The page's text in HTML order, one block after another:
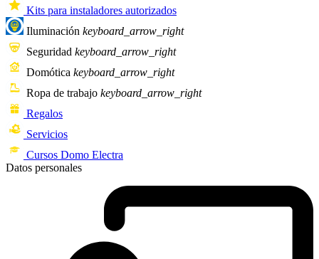
Kits para instaladores autorizados
Iluminación keyboard_arrow_right
Seguridad keyboard_arrow_right
Domótica keyboard_arrow_right
Ropa de trabajo keyboard_arrow_right
Regalos
Servicios
Cursos Domo Electra
Datos personales